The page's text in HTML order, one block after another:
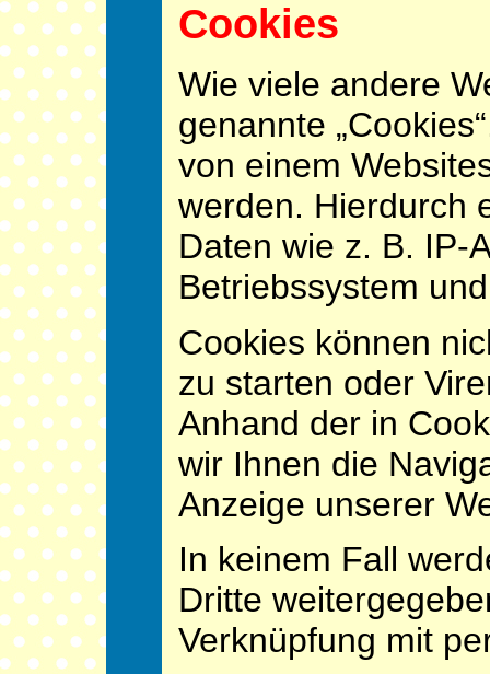
Cookies
Wie viele andere
genannte
von einem
werden. Hierdurch
Daten wie z. B. IP-
Betriebssystem
Cookies können
zu starten oder
Anhand der in
wir Ihnen die
Anzeige unserer
In keinem Fall
Dritte
Verknüpfung mit